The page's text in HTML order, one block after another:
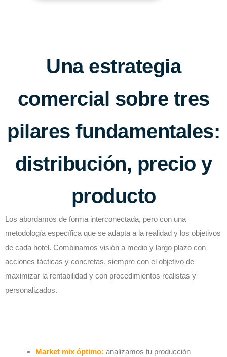
Una estrategia
comercial sobre tres
pilares fundamentales:
distribución, precio y
producto
Los abordamos de forma interconectada, pero con una
metodología específica que se adapta a la realidad y los objetivos
de cada hotel. Combinamos visión a medio y largo plazo con
acciones tácticas y concretas, siempre con el objetivo de
maximizar la rentabilidad y con procedimientos realistas y
personalizados.
Market mix óptimo: analizamos tu producción